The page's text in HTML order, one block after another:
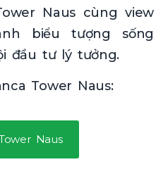
Naus cùng view
biểu tượng sống
đầu tư lý tưởng.
Tower Naus:
Naus